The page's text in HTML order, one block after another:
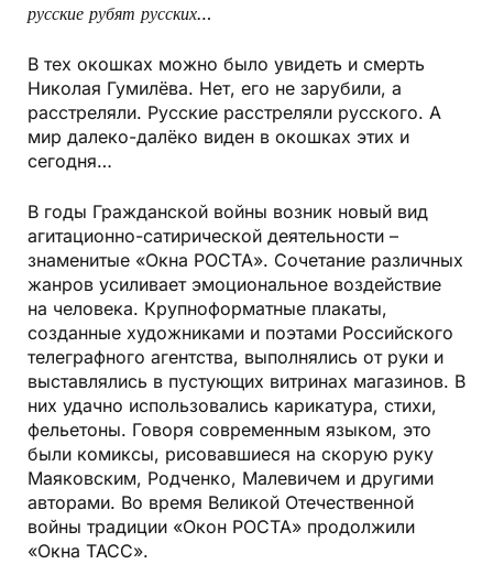
русские рубят русских…
В тех окошках можно было увидеть и смерть
Николая Гумилёва. Нет, его не зарубили, а
расстреляли. Русские расстреляли русского. А
мир далеко-далёко виден в окошках этих и
сегодня…
В годы Гражданской войны возник новый вид
агитационно-сатирической деятельности –
знаменитые «Окна РОСТА». Сочетание различных
жанров усиливает эмоциональное воздействие
на человека. Крупноформатные плакаты,
созданные художниками и поэтами Российского
телеграфного агентства, выполнялись от руки и
выставлялись в пустующих витринах магазинов. В
них удачно использовались карикатура, стихи,
фельетоны. Говоря современным языком, это
были комиксы, рисовавшиеся на скорую руку
Маяковским, Родченко, Малевичем и другими
авторами. Во время Великой Отечественной
войны традиции «Окон РОСТА» продолжили
«Окна ТАСС».